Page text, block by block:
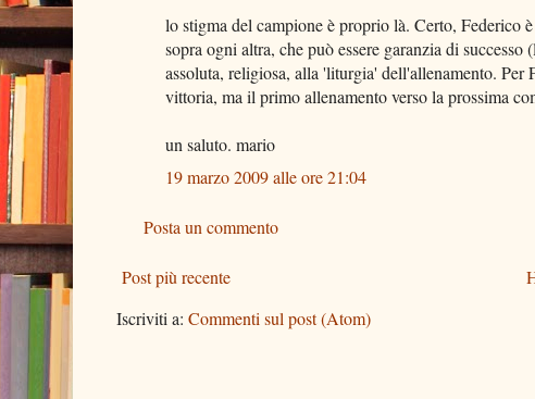
lo stigma del campione è proprio là. Certo, Federico
sopra ogni altra, che può essere garanzia di
assoluta, religiosa, alla 'liturgia' dell'allenamento.
vittoria, ma il primo allenamento verso la prossima
un saluto. mario
19 marzo 2009 alle ore 21:04
Posta un commento
Post più recente
Iscriviti a: Commenti sul post (Atom)